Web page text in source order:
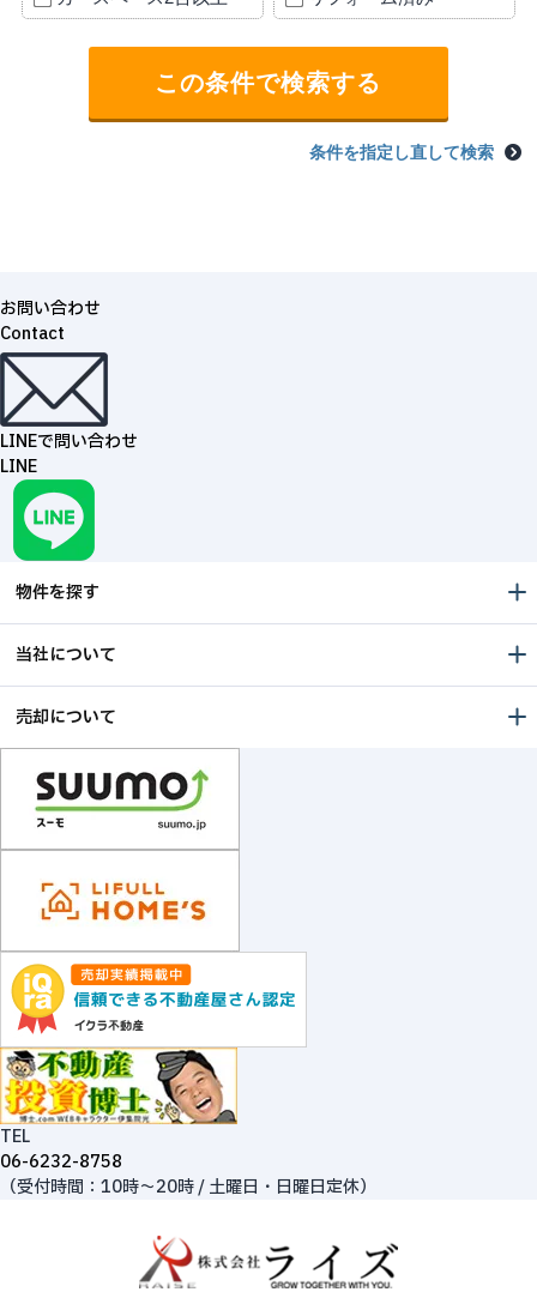
条件を指定し直して検索
お問い合わせ
Contact
LINEで問い合わせ
LINE
物件を探す
当社について
売却について
TEL
06-6232-8758
（受付時間：10時～20時 / 土曜日・日曜日定休）